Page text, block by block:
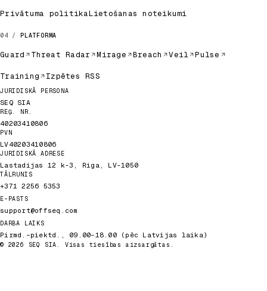
Privātuma politikaLietošanas noteikumi
PLATFORMA
Guard Threat Radar Mirage Breach Veil Pulse
Training Izpētes RSS
Juridiskie dati
JURIDISKĀ PERSONA
SEQ SIA
REĢ. NR.
40203410806
PVN
LV40203410806
JURIDISKĀ ADRESE
Lastadijas 12 k-3, Riga, LV-1050
TĀLRUNIS
+371 2256 5353
E-PASTS
support@offseq.com
DARBA LAIKS
Pirmd.–piektd., 09.00–18.00 (pēc Latvijas laika)
© 2026 SEQ SIA. Visas tiesības aizsargātas.